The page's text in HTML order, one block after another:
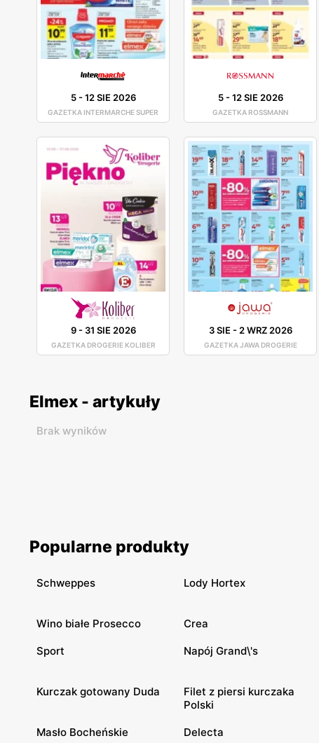
5-12 SIE 2026
GAZETKA INTERMARCHE SUPER
5-12 SIE 2026
GAZETKA ROSSMANN
9- 31 SIE 2026
GAZETKA DROGERIE KOLIBER
3 SIE - 2 WRZ 2026
GAZETKA JAWA DROGERIE
Elmex - artykuły
Brak wyników
Popularne produkty
Schweppes Lody Hortex
Wino białe Prosecco Crea
Sport Napój Grand\'s
Kurczak gotowany Duda
Filet z piersi kurczaka
Polski
Masło Bocheńskie Delecta